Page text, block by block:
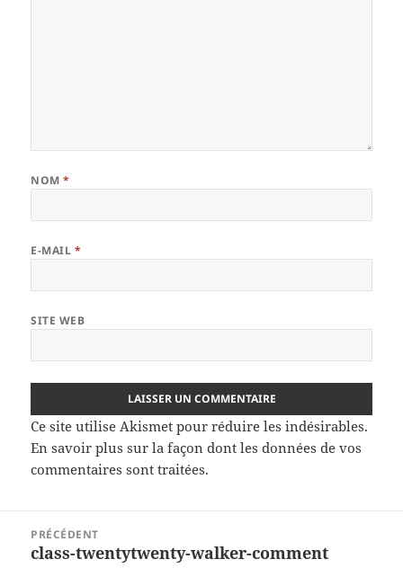
NOM*
E-MAIL *
SITE WEB
Ce site utilise Akismet pour réduire les indésirables.
En savoir plus sur la façon dont les données de vos
commentaires sont traitées.
PRÉCÉDENT
Article
class-twentytwenty-walker-comment